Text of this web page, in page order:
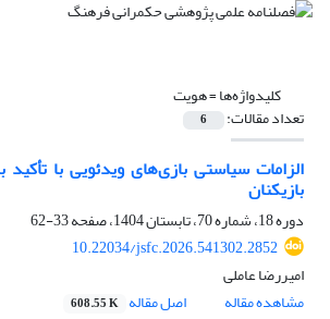
کلیدواژه‌ها =هویت
تعداد مقالات: 6
الزامات سیاستی بازی‌های ویدئویی با تأکید
بازیکنان
دوره 18، شماره 70، تابستان 1404، صفحه
33-62
10.22034/jsfc.2026.541302.2852
امیررضا عاملی
مشاهده مقاله
اصل مقاله 608.55 K